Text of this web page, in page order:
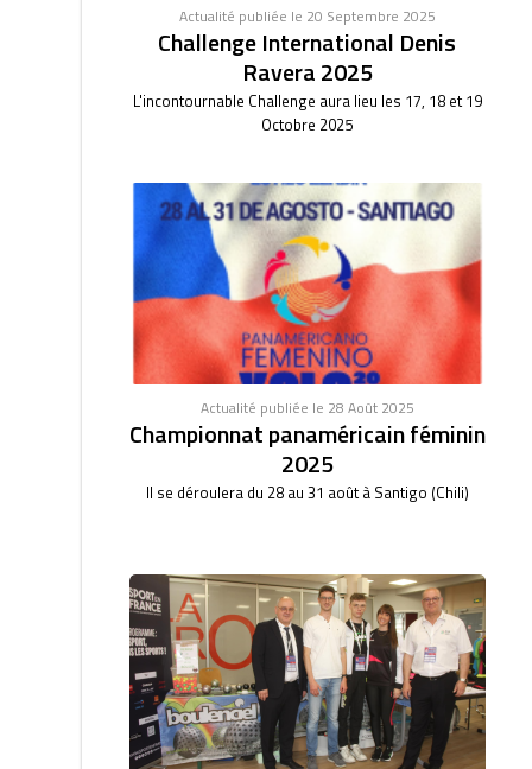
Actualité publiée le 20 Septembre 2025
Challenge International Denis
Ravera 2025
L'incontournable Challenge aura lieu les 17, 18 et 19
Octobre 2025
Actualité publiée le 28 Août 2025
Championnat panaméricain féminin
2025
Il se déroulera du 28 au 31 août à Santigo (Chili)